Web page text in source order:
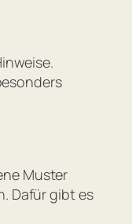
Muster
Dafür gibt es